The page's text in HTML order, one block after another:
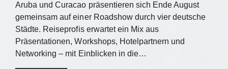
Aruba und Curacao präsentieren sich Ende August
gemeinsam auf einer Roadshow durch vier deutsche
Städte. Reiseprofis erwartet ein Mix aus
Präsentationen, Workshops, Hotelpartnern und
Networking – mit Einblicken in die…